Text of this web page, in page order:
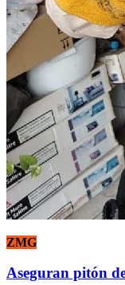
ZMG
Aseguran pitón